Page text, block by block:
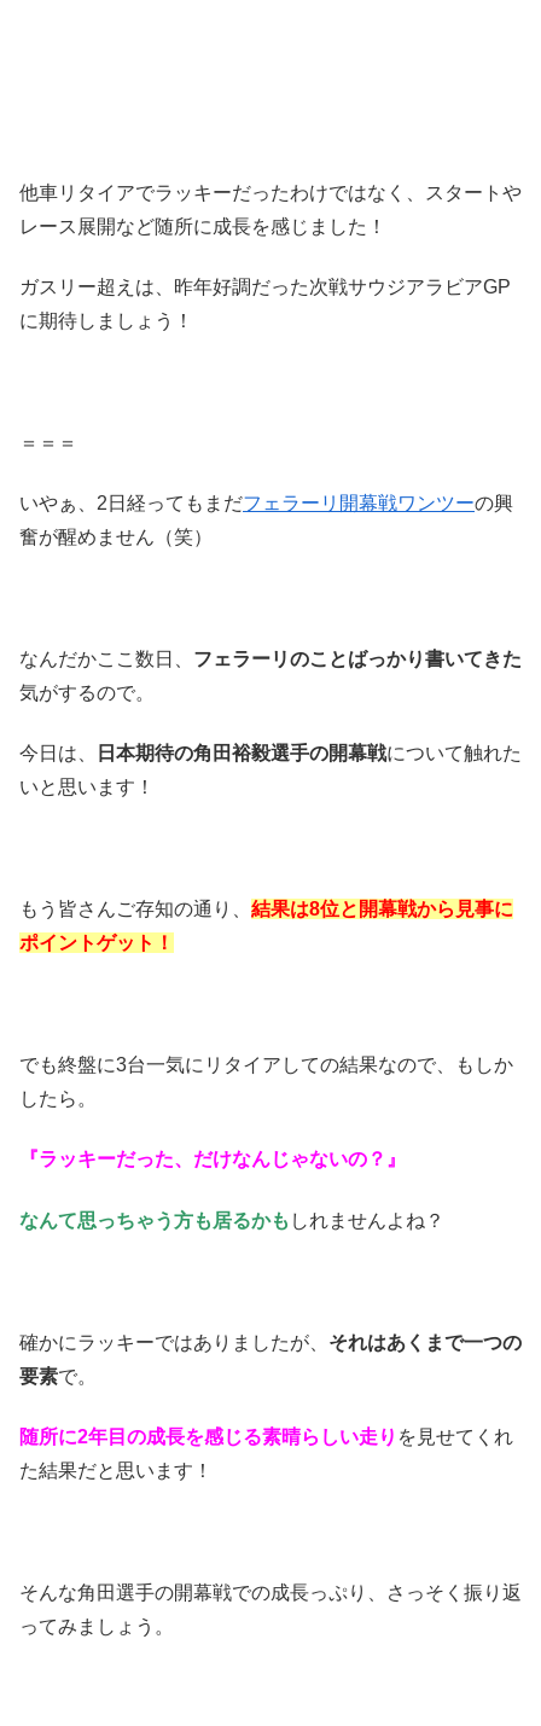
他車リタイアでラッキーだったわけではなく、スタートや
レース展開など随所に成長を感じました！
ガスリー超えは、昨年好調だった次戦サウジアラビアGP
に期待しましょう！
＝＝＝
いやぁ、2日経ってもまだフェラーリ開幕戦ワンツーの興
奮が醒めません（笑）
なんだかここ数日、 フェラーリのことばっかり書いてきた
気がするので。
今日は、 日本期待の角田裕毅選手の開幕戦について触れた
いと思います！
もう皆さんご存知の通り、 結果は8位と開幕戦から見事に
ポイントゲット！
でも終盤に3台一気にリタイアしての結果なので、もしか
したら。
『ラッキーだった、だけなんじゃないの？』
なんて思っちゃう方も居るかも しれませんよね？
確かにラッキーではありましたが、 それはあくまで一つの
要素で。
随所に2年目の成長を感じる素晴らしい走り を見せてくれ
た結果だと思います！
そんな角田選手の開幕戦での成長っぷり、さっそく振り返
ってみましょう。